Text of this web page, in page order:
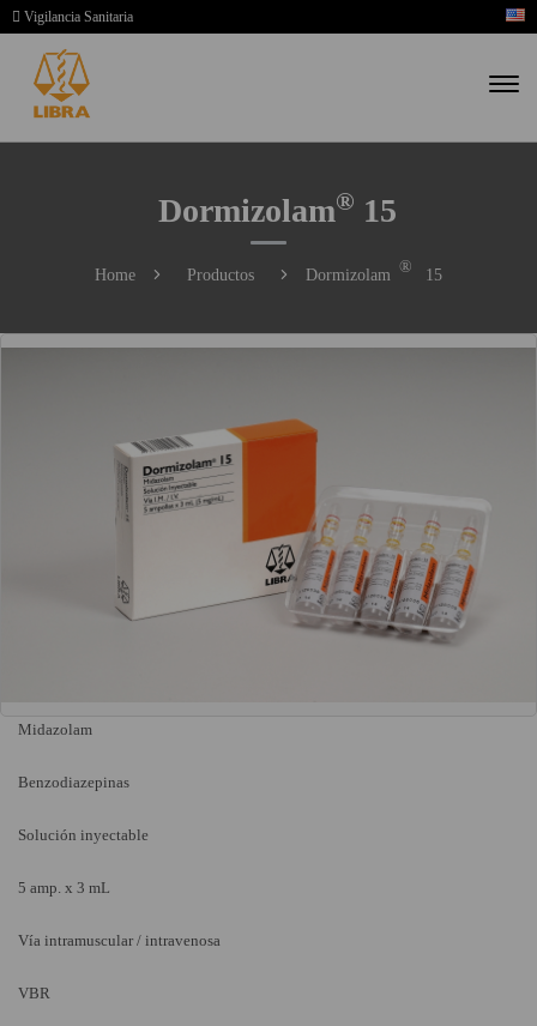
Vigilancia Sanitaria
Dormizolam® 15
Home Productos Dormizolam ® 15
Midazolam
Benzodiazepinas
Solución inyectable
5 amp. x 3 mL
Vía intramuscular / intravenosa
VBR